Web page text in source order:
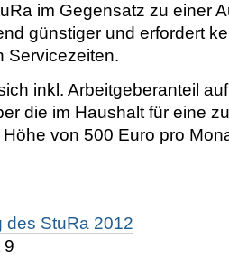
im Gegensatz zu einer
günstiger und erfordert
Servicezeiten.
inkl. Arbeitgeberanteil
die im Haushalt für eine
von 500 Euro pro
des StuRa 2012
9